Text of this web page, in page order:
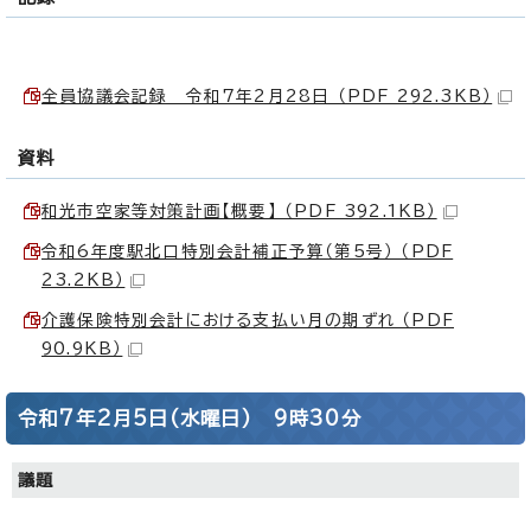
全員協議会記録 令和7年2月28日 （PDF 292.3KB）
資料
和光市空家等対策計画【概要】 （PDF 392.1KB）
令和6年度駅北口特別会計補正予算（第5号） （PDF
23.2KB）
介護保険特別会計における支払い月の期ずれ （PDF
90.9KB）
令和7年2月5日(水曜日) 9時30分
議題